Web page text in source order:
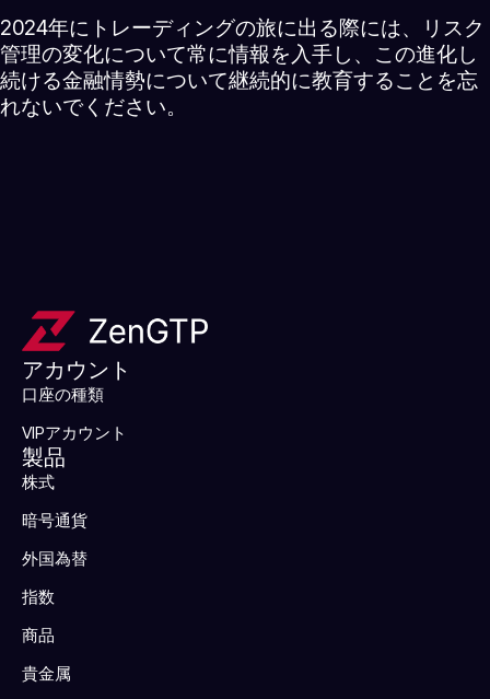
2024年にトレーディングの旅に出る際には、リスク
管理の変化について常に情報を入手し、この進化し
続ける金融情勢について継続的に教育することを忘
れないでください。
アカウント
口座の種類
VIPアカウント
製品
株式
暗号通貨
外国為替
指数
商品
貴金属